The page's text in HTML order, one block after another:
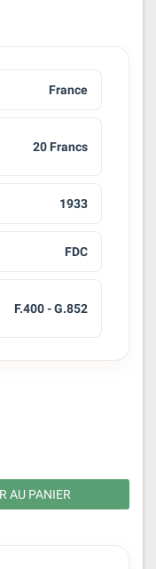
France
20 Francs
1933
FDC
F.400 - G.852
AU PANIER